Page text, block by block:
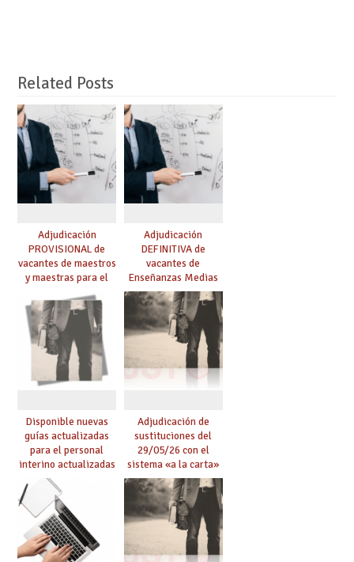
Related Posts
Adjudicación
PROVISIONAL de
vacantes de maestros
y maestras para el
curso 26-27
Adjudicación
DEFINITIVA de
vacantes de
Enseñanzas Medias
para el curso 26-27
Disponible nuevas
guías actualizadas
para el personal
interino actualizadas
para el curso 26/27
Adjudicación de
sustituciones del
29/05/26 con el
sistema «a la carta»
conseguido con el
Acuerdo de Mejoras